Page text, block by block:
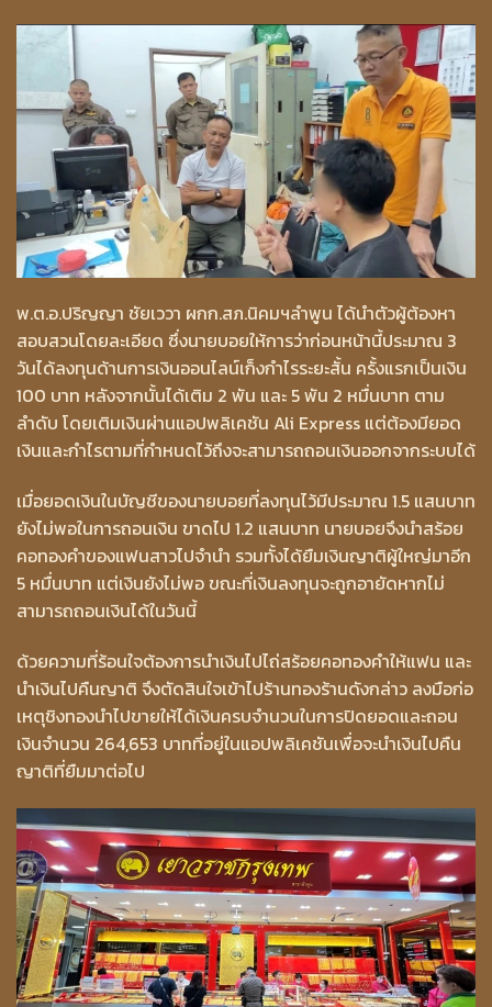
พ.ต.อ.ปริญญา ชัยเววา ผกก.สภ.นิคมฯลำพูน ได้นำตัวผู้ต้องหา
สอบสวนโดยละเอียด ซึ่งนายบอยให้การว่าก่อนหน้านี้ประมาณ 3
วันได้ลงทุนด้านการเงินออนไลน์เก็งกำไรระยะสั้น ครั้งแรกเป็นเงิน
100 บาท หลังจากนั้นได้เติม 2 พัน และ 5 พัน 2 หมื่นบาท ตาม
ลำดับ โดยเติมเงินผ่านแอปพลิเคชัน Ali Express แต่ต้องมียอด
เงินและกำไรตามที่กำหนดไว้ถึงจะสามารถถอนเงินออกจากระบบได้
เมื่อยอดเงินในบัญชีของนายบอยที่ลงทุนไว้มีประมาณ 1.5 แสนบาท
ยังไม่พอในการถอนเงิน ขาดไป 1.2 แสนบาท นายบอยจึงนำสร้อย
คอทองคำของแฟนสาวไปจำนำ รวมทั้งได้ยืมเงินญาติผู้ใหญ่มาอีก
5 หมื่นบาท แต่เงินยังไม่พอ ขณะที่เงินลงทุนจะถูกอายัดหากไม่
สามารถถอนเงินได้ในวันนี้
ด้วยความที่ร้อนใจต้องการนำเงินไปไถ่สร้อยคอทองคำให้แฟน และ
นำเงินไปคืนญาติ จึงตัดสินใจเข้าไปร้านทองร้านดังกล่าว ลงมือก่อ
เหตุชิงทองนำไปขายให้ได้เงินครบจำนวนในการปิดยอดและถอน
เงินจำนวน 264,653 บาทที่อยู่ในแอปพลิเคชันเพื่อจะนำเงินไปคืน
ญาติที่ยืมมาต่อไป